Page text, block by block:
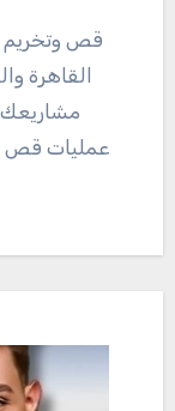
قص وتخريم الخرسانة المسلحة بدون تكسير في
القاهرة
مشاريعك
عمليات قص